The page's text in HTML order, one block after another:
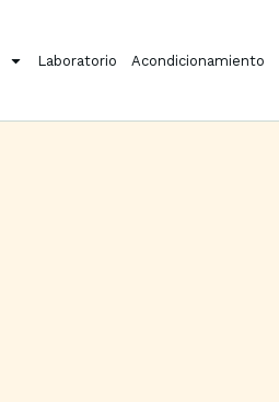
Laboratorio Acondicionamiento